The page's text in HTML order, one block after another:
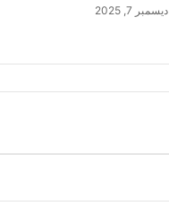
ديسمبر 7, 2025